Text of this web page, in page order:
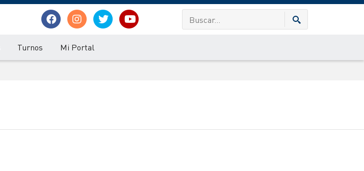
Turnos Mi Portal